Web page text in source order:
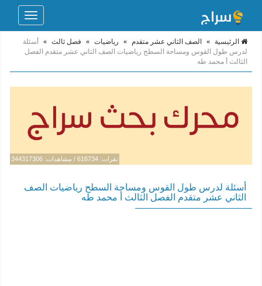
Toggle
الرئيسية » الصف الثاني عشر متقدم » رياضيات » فصل ثالث »
أسئلة
لدرس طول القوس ومساحة السطح رياضيات الصف الثاني عشر متقدم الفصل
الثالث أ محمد طه
نقرات: 616734 / مشاهدات: 344317306
أسئلة لدرس طول القوس ومساحة السطح رياضيات الصف
الثاني عشر متقدم الفصل الثالث أ محمد طه